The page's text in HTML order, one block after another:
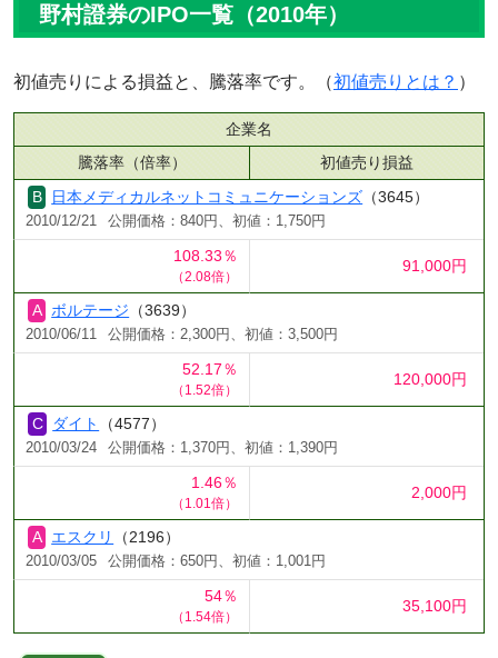
野村證券のIPO一覧（2010年）
初値売りによる損益と、騰落率です。（初値売りとは？ ）
企業名
騰落率（倍率）
初値売り損益
日本メディカルネットコミュニケーションズ （3645）
2010/12/21 公開価格：840円、初値：1,750円
108.33％
（2.08倍）
91,000円
ボルテージ （3639）
2010/06/11 公開価格：2,300円、初値：3,500円
52.17％
（1.52倍）
120,000円
ダイト （4577）
2010/03/24 公開価格：1,370円、初値：1,390円
1.46％
（1.01倍）
2,000円
エスクリ （2196）
2010/03/05 公開価格：650円、初値：1,001円
54％
（1.54倍）
35,100円